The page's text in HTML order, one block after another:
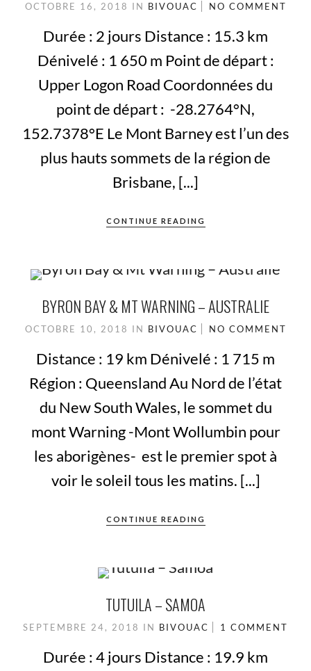
OCTOBRE 16, 2018 IN BIVOUAC NO COMMENT
Durée : 2 jours Distance : 15.3 km
Dénivelé : 1 650 m Point de départ :
Upper Logon Road Coordonnées du
point de départ : -28.2764°N,
152.7378°E Le Mont Barney est l’un des
plus hauts sommets de la région de
Brisbane, [...]
CONTINUE READING
BYRON BAY & MT WARNING – AUSTRALIE
OCTOBRE 10, 2018 IN BIVOUAC NO COMMENT
Distance : 19 km Dénivelé : 1 715 m
Région : Queensland Au Nord de l’état
du New South Wales, le sommet du
mont Warning -Mont Wollumbin pour
les aborigènes- est le premier spot à
voir le soleil tous les matins. [...]
CONTINUE READING
TUTUILA – SAMOA
SEPTEMBRE 24, 2018 IN BIVOUAC 1 COMMENT
Durée : 4 jours Distance : 19.9 km